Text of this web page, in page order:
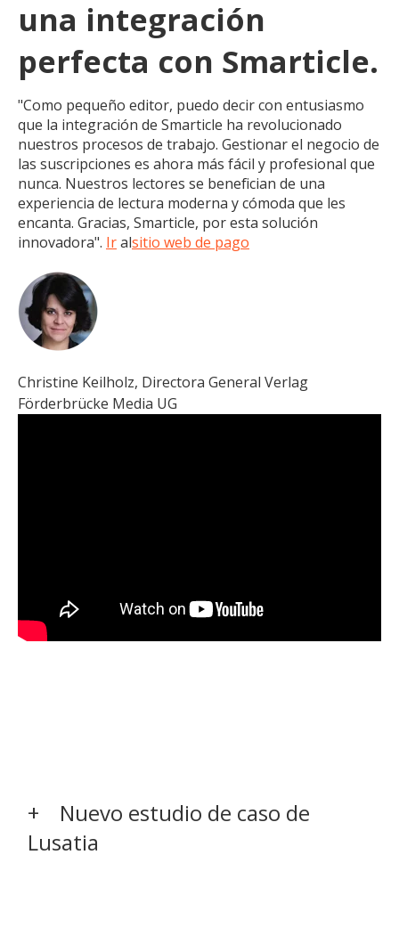
una integración
perfecta con Smarticle.
"Como pequeño editor, puedo decir con entusiasmo
que la integración de Smarticle ha revolucionado
nuestros procesos de trabajo. Gestionar el negocio de
las suscripciones es ahora más fácil y profesional que
nunca. Nuestros lectores se benefician de una
experiencia de lectura moderna y cómoda que les
encanta. Gracias, Smarticle, por esta solución
innovadora". Iralsitio web de pago
Christine Keilholz, Directora General Verlag
Förderbrücke Media UG
Nuevo estudio de caso de
Lusatia